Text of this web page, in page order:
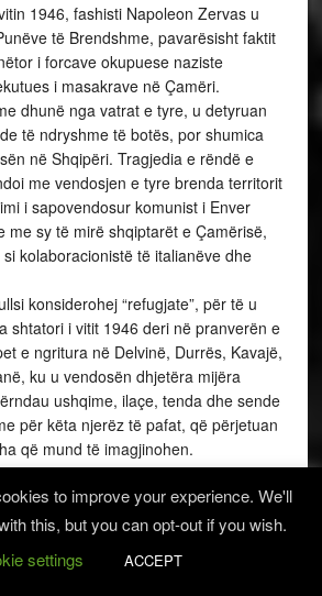
1946, fashisti Napoleon Zervas u
të Brendshme, pavarësisht faktit
i forcave okupuese naziste
i masakrave në Çamëri.
dhunë nga vatrat e tyre, u detyruan
të ndryshme të botës, por shumica
në Shqipëri. Tragjedia e rëndë e
me vendosjen e tyre brenda territorit
i sapovendosur komunist i Enver
me sy të mirë shqiptarët e Çamërisë,
kolaboracionistë të italianëve dhe
konsiderohej “refugjate”, për të u
shtatori i vitit 1946 deri në pranverën e
e ngritura në Delvinë, Durrës, Kavajë,
ku u vendosën dhjetëra mijëra
ushqime, ilaçe, tenda dhe sende
për këta njerëz të pafat, që përjetuan
që mund të imagjinohen.
në vazhdim, të gjitha qeveritë greke e
me përmasa të gjenocidit, që iu
Athina asnjëherë nuk është pajtuar që
popullsi vendëse, me kombësi
to improve your experience. We'll
this, but you can opt-out if you wish.
settings
ACCEPT